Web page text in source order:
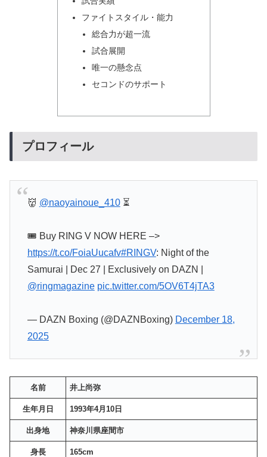
ファイトスタイル・能力
総合力が超一流
試合展開
唯一の懸念点
セコンドのサポート
プロフィール
👹 @naoyainoue_410⏳
🎟️ Buy RING V NOW HERE –>
https://t.co/FoiaUucafv#RINGV: Night of the
Samurai | Dec 27 | Exclusively on DAZN |
@ringmagazine pic.twitter.com/5OV6T4jTA3
— DAZN Boxing (@DAZNBoxing) December 18,
2025
名前 井上尚弥
生年月日 1993年4月10日
出身地 神奈川県座間市
身長 165cm